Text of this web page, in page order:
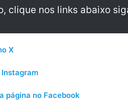
clique nos links abaixo
X
página no Facebook